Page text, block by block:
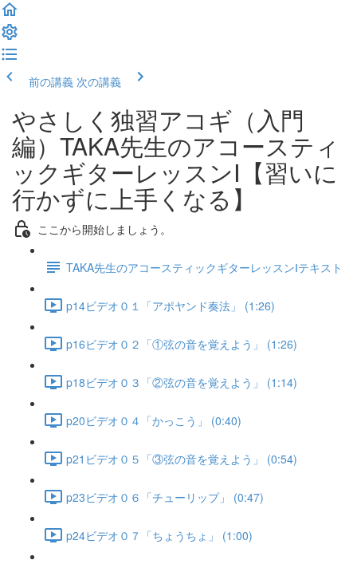
前の講義 次の講義
やさしく独習アコギ（入門
編）TAKA先生のアコースティ
ックギターレッスンⅠ【習いに
行かずに上手くなる】
ここから開始しましょう。
TAKA先生のアコースティックギターレッスンⅠテキスト
p14ビデオ０１「アポヤンド奏法」 (1:26)
p16ビデオ０２「①弦の音を覚えよう」 (1:26)
p18ビデオ０３「②弦の音を覚えよう」 (1:14)
p20ビデオ０４「かっこう」 (0:40)
p21ビデオ０５「③弦の音を覚えよう」 (0:54)
p23ビデオ０６「チューリップ」 (0:47)
p24ビデオ０７「ちょうちょ」 (1:00)